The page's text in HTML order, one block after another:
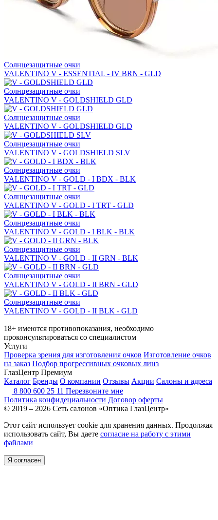
Солнцезащитные очки
VALENTINO V - ESSENTIAL - IV BRN - GLD
Солнцезащитные очки
VALENTINO V - GOLDSHIELD GLD
Солнцезащитные очки
VALENTINO V - GOLDSHIELD GLD
Солнцезащитные очки
VALENTINO V - GOLDSHIELD SLV
Солнцезащитные очки
VALENTINO V - GOLD - I BDX - BLK
Солнцезащитные очки
VALENTINO V - GOLD - I TRT - GLD
Солнцезащитные очки
VALENTINO V - GOLD - I BLK - BLK
Солнцезащитные очки
VALENTINO V - GOLD - II GRN - BLK
Солнцезащитные очки
VALENTINO V - GOLD - II BRN - GLD
Солнцезащитные очки
VALENTINO V - GOLD - II BLK - GLD
18+ имеются противопоказания, необходимо
проконсультироваться со специалистом
Услуги
Проверка зрения для изготовления очков Изготовление очков
на заказ Подбор прогрессивных очковых линз
ГлазЦентр Премиум
Каталог Бренды О компании Отзывы Акции Салоны и адреса
8 800 600 25 11 Перезвоните мне
Политика конфидециальности Договор оферты
© 2019 – 2026 Сеть салонов «Оптика ГлазЦентр»
Этот сайт использует cookie для хранения данных. Продолжая
использовать сайт, Вы даете согласие на работу с этими
файлами
Я согласен